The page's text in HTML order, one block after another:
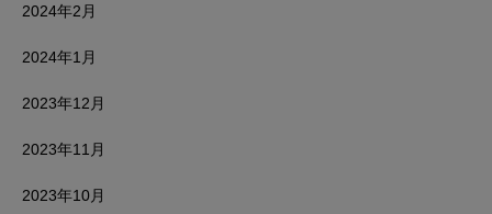
2024年2月
2024年1月
2023年12月
2023年11月
2023年10月